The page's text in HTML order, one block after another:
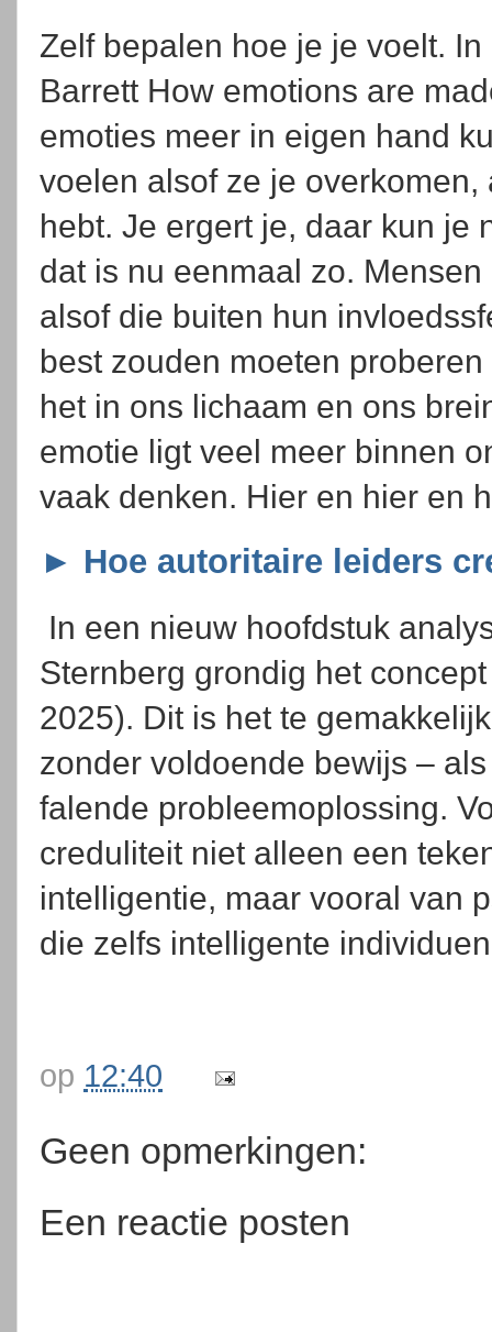
Zelf bepalen hoe je je voelt.
Barrett How emotions are
emoties meer in eigen hand
voelen alsof ze je
hebt. Je ergert je, daar kun je
dat is nu eenmaal zo.
alsof die buiten hun
best zouden moeten
het in ons lichaam en ons
emotie ligt veel meer binnen
vaak denken. Hier en hier en
► Hoe autoritaire leiders
In een nieuw hoofdstuk
Sternberg grondig het
2025). Dit is het te
zonder voldoende bewijs –
falende probleemoplossing.
creduliteit niet alleen een
intelligentie, maar vooral van
die zelfs intelligente
op 12:40
Geen opmerkingen:
Een reactie posten